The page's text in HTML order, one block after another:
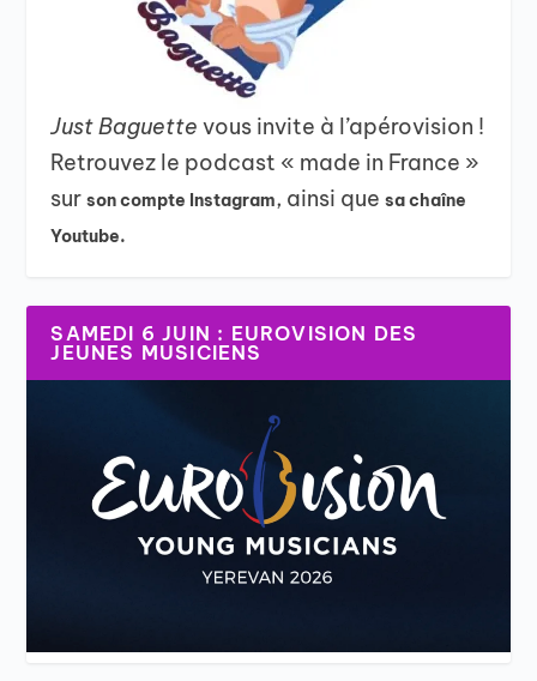
Just Baguettevous invite à l’apérovision !
Retrouvez le podcast « made in France »
surson compte Instagram, ainsi quesa chaîne
Youtube.
SAMEDI 6 JUIN : EUROVISION DES
JEUNES MUSICIENS